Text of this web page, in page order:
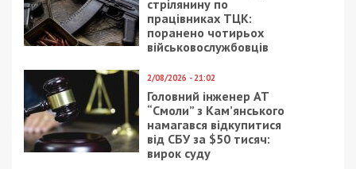
стрілянину по
працівниках ТЦК:
поранено чотирьох
військовослужбовців
2/08/2026 - 21:02
Головний інженер АТ
“Смоли” з Кам’янського
намагався відкупитися
від СБУ за $50 тисяч:
вирок суду